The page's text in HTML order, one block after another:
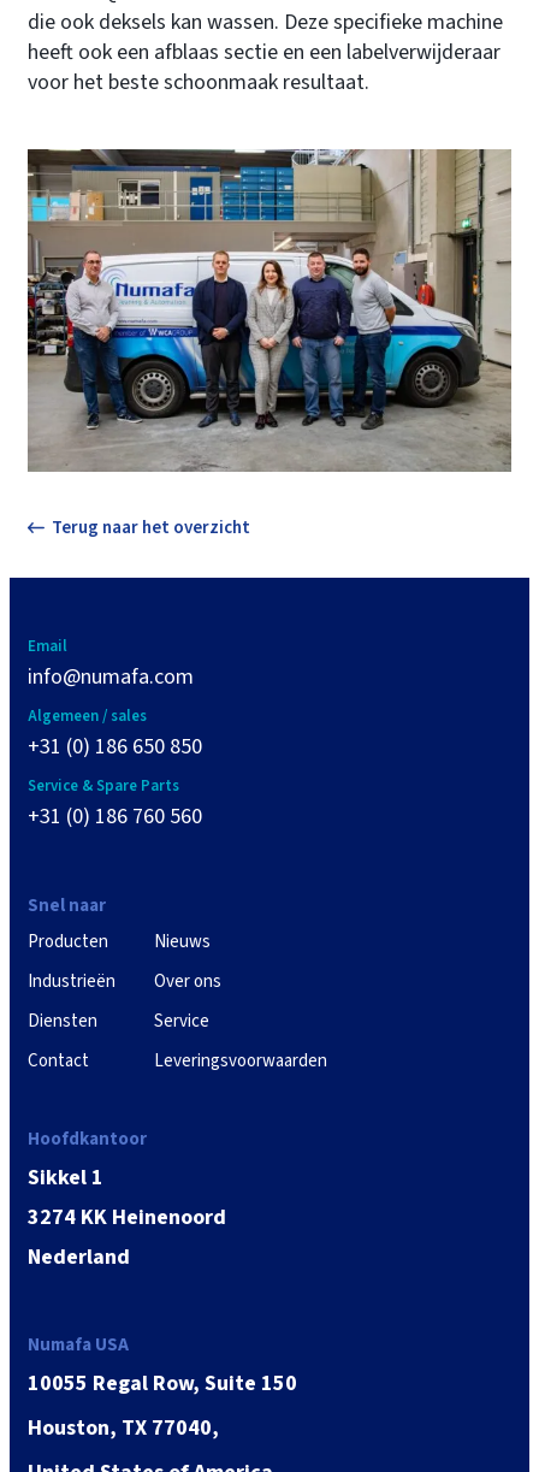
die ook deksels kan wassen. Deze specifieke machine
heeft ook een afblaas sectie en een labelverwijderaar
voor het beste schoonmaak resultaat.
Terug naar het overzicht
Email
info@numafa.com
Algemeen / sales
+31 (0) 186 650 850
Service & Spare Parts
+31 (0) 186 760 560
Snel naar
Producten
Industrieën
Diensten
Contact
Nieuws
Over ons
Service
Leveringsvoorwaarden
Hoofdkantoor
Sikkel 1
3274 KK Heinenoord
Nederland
Numafa USA
10055 Regal Row, Suite 150
Houston, TX 77040,